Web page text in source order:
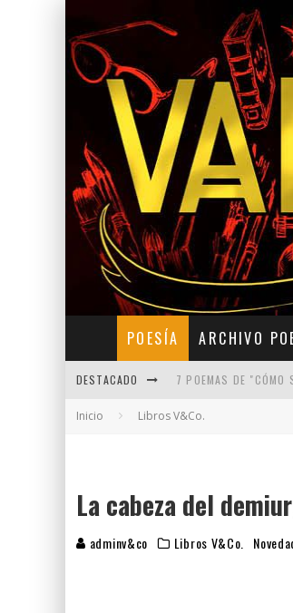
POESÍA ARCHIVO
DESTACADO
5 POEMAS DE
Inicio Libros V&Co.
La cabeza del
adminv&co Libros V&Co.